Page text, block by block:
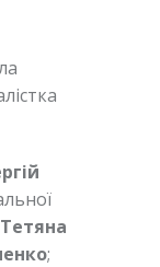
Тетяна
;